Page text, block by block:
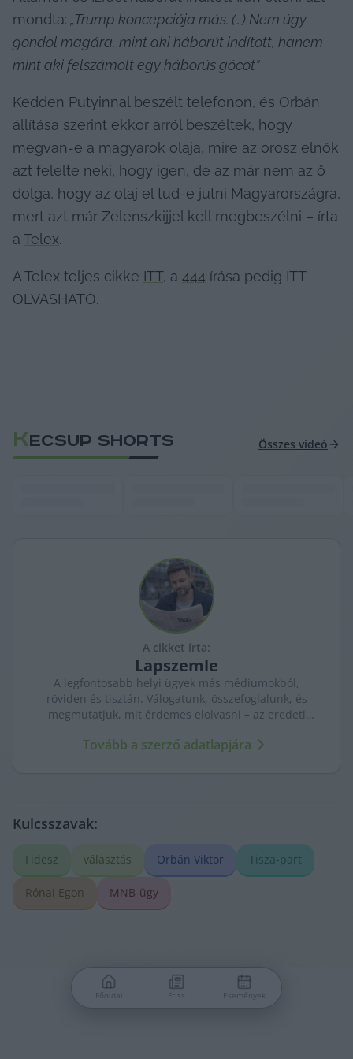
mondta: „Trump koncepciója más. (…) Nem úgy
gondol magára, mint aki háborút indított, hanem
mint aki felszámolt egy háborús gócot”.
Kedden Putyinnal beszélt telefonon, és Orbán
állítása szerint ekkor arról beszéltek, hogy
megvan-e a magyarok olaja, mire az orosz elnök
azt felelte neki, hogy igen, de az már nem az ő
dolga, hogy az olaj el tud-e jutni Magyarországra,
mert azt már Zelenszkijjel kell megbeszélni – írta
a Telex.
A Telex teljes cikke ITT, a 444 írása pedig ITT
OLVASHATÓ.
KECSUP SHORTS Összes videó
A cikket írta:
Lapszemle
A legfontosabb helyi ügyek más médiumokból,
röviden és tisztán. Válogatunk, összefoglalunk, és
megmutatjuk, mit érdemes elolvasni – az eredeti
Tovább a szerző adatlapjára
Kulcsszavak:
Fidesz választás Orbán Viktor Tisza-part
Rónai Egon MNB-ügy
Főoldal Friss Események